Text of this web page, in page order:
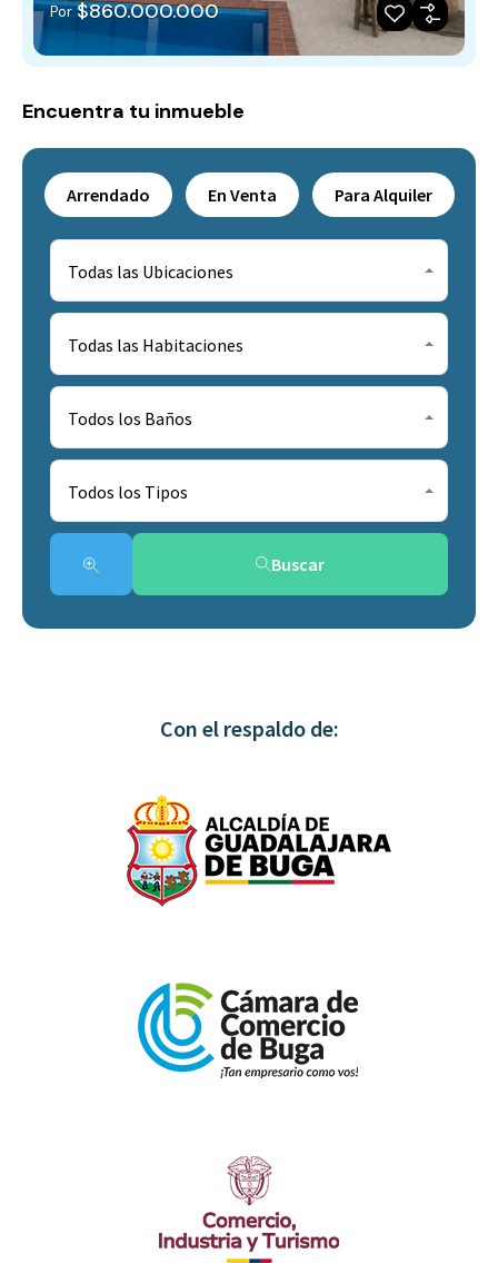
Por $860.000.000
Encuentra tu inmueble
Arrendado En Venta Para Alquiler
Todas las Ubicaciones
Todas las Habitaciones
Todos los Baños
Todos los Tipos
Buscar
Con el respaldo de: